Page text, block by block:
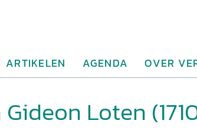
ARTIKELEN AGENDA OVER
Loten